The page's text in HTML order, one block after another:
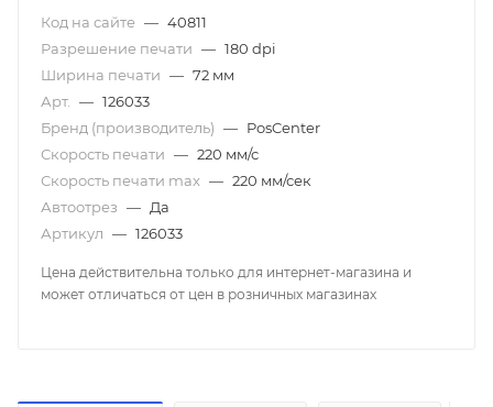
Код на сайте — 40811
Разрешение печати — 180 dpi
Ширина печати — 72 мм
Арт.
— 126033
Бренд (производитель) — PosCenter
Скорость печати — 220 мм/с
Скорость печати mаx — 220 мм/сек
Автоотрез — Да
Артикул — 126033
Цена действительна только для интернет-магазина и
может отличаться от цен в розничных магазинах